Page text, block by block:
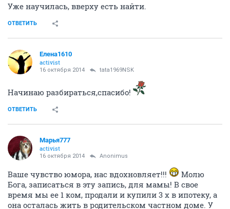
Уже научилась, вверху есть найти.
ОТВЕТИТЬ
Елена1610
activist
16 октября 2014 tata1969NSK
Начинаю разбираться,спасибо!
ОТВЕТИТЬ
Марья777
activist
16 октября 2014 Anоnimus
Ваше чувство юмора, нас вдохновляет!!!
Молю
Бога, записаться в эту запись, для мамы! В свое
время мы ее 1 ком, продали и купили 3 х в ипотеку, а
она осталась жить в родительском частном доме. У